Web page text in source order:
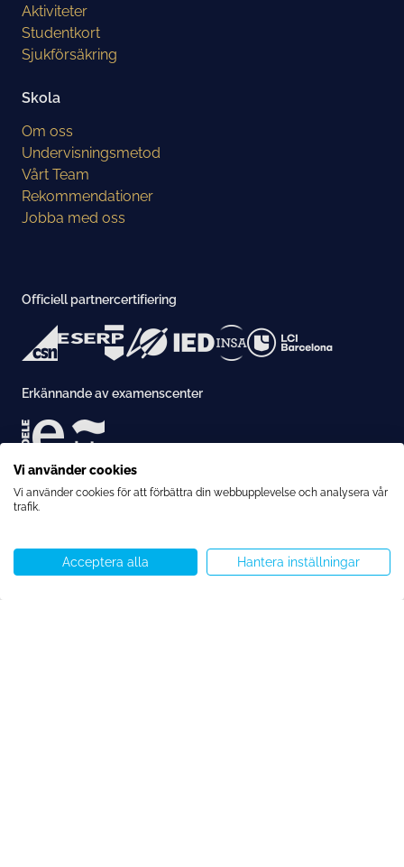
Starta chatt Ring oss WhatsApp Menu
Pris på konsultation
Kontakta oss idag
Aktiviteter
Studentkort
Sjukförsäkring
Skola
Om oss
Undervisningsmetod
Vårt Team
Rekommendationer
Jobba med oss
Officiell partnercertifiering
Erkännande av examenscenter
Ackreditering
Vi använder cookies
Vi använder cookies för att förbättra din webbupplevelse och analysera vår
trafik.
Acceptera alla Hantera inställningar